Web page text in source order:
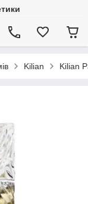
Kilian Kilian